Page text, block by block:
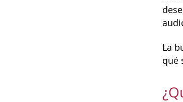
La
qué